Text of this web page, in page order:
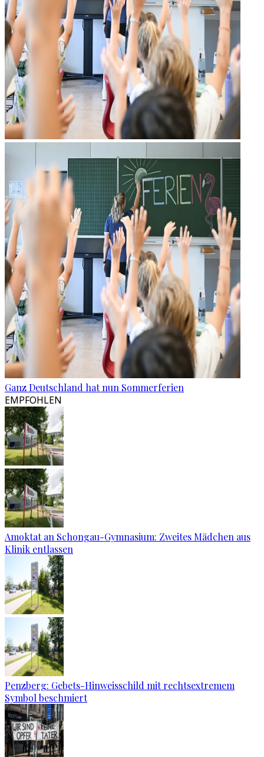
Ganz Deutschland hat nun Sommerferien
EMPFOHLEN
Amoktat an Schongau-Gymnasium: Zweites Mädchen aus
Klinik entlassen
Penzberg: Gebets-Hinweisschild mit rechtsextremem
Symbol beschmiert